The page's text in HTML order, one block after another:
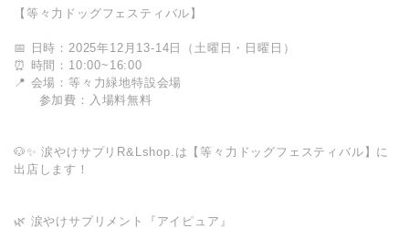
【等々力ドッグフェスティバル】
📅 日時：2025年12月13-14日（土曜日・日曜日）
⏰ 時間：10:00~16:00
📍 会場：等々力緑地特設会場
参加費：入場料無料
🐶✨ 涙やけサプリR&Lshop.は【等々力ドッグフェスティバル】に
出店します！
🌿 涙やけサプリメント『アイピュア』